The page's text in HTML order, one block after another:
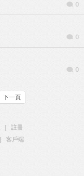
0
0
0
下一頁
註冊
客戶端